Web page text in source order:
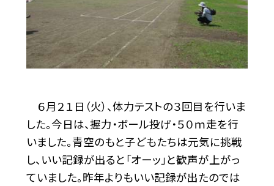
６月２１日（火）、体力テストの３回目を行いま
した。今日は、握力・ボール投げ・５０ｍ走を行
いました。青空のもと子どもたちは元気に挑戦
し、いい記録が出ると「オーッ」と歓声が上がっ
ていました。昨年よりもいい記録が出たのでは